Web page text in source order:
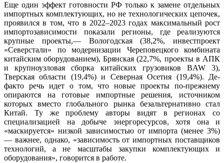
Еще один эффект готовности РФ только к замене отдельных
импортных комплектующих, но не технологических цепочек,
проявился в том, что в 2022–2023 годах максимальный рост
импортозависимости показали регионы, где реализуются
крупные проекты,— Вологодская (38,2%, инвестпроект
«Северстали» по модернизации Череповецкого комбината
китайским оборудованием), Брянская (22,7%, проекты в АПК
и крупноузловая сборка китайских грузовиков BAW 3),
Тверская области (19,4%) и Северная Осетия (19,4%). Де-
факто речь идет о том, что новые проекты по-прежнему
опираются на готовые импортные решения, источником
которых вместо глобального рынка безальтернативно стал
Китай. Ту же проблему авторы видят в регионах со
специализацией на добыче энергоресурсов, хотя она и
«маскируется» низкой зависимостью от импорта (менее 3%)
— важнее, однако, «зависимость от импортных поставщиков
технологий, а не масштабы закупки комплектующих и
оборудования», говорится в работе.